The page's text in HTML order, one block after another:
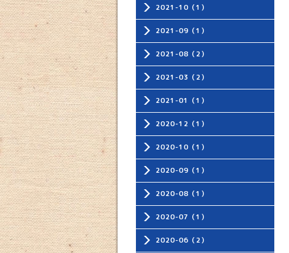
2021-10（1）
2021-09（1）
2021-08（2）
2021-03（2）
2021-01（1）
2020-12（1）
2020-10（1）
2020-09（1）
2020-08（1）
2020-07（1）
2020-06（2）